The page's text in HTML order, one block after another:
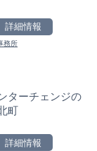
詳細情報
務所
ターチェンジの
町
詳細情報